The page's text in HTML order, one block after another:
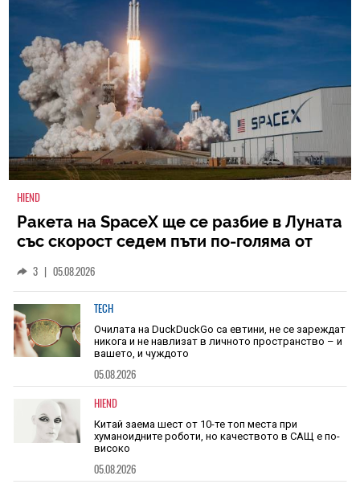
HIEND
Ракета на SpaceX ще се разбие в Луната
със скорост седем пъти по-голяма от
3 | 05.08.2026
TECH
Очилата на DuckDuckGo са евтини, не се зареждат
никога и не навлизат в личното пространство – и
вашето, и чуждото
05.08.2026
HIEND
Китай заема шест от 10-те топ места при
хуманоидните роботи, но качеството в САЩ е по-
високо
05.08.2026